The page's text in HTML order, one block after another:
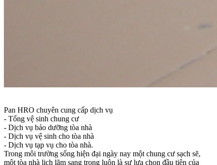
Pan HRO chuyên cung cấp dịch vụ
- Tổng vệ sinh chung cư
- Dịch vụ bảo dưỡng tòa nhà
- Dịch vụ vệ sinh cho tòa nhà
- Dịch vụ tạp vụ cho tòa nhà.
Trong môi trường sống hiện đại ngày nay một chung cư sạch sẽ,
một tòa nhà lịch lãm sang trọng luôn là sự lựa chọn đầu tiên của